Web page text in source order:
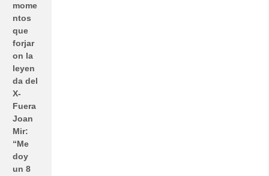
mome
ntos
que
forjar
on la
leyen
da del
X-
Fuera
Joan
Mir:
“Me
doy
un 8